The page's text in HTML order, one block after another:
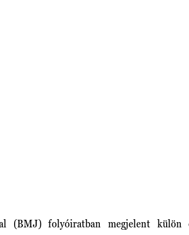
(BMJ) folyóiratban megjelent külön